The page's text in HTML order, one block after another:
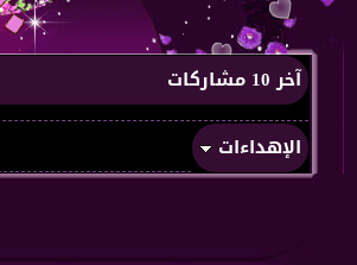
آخر 10 مشاركات
الإهداءات